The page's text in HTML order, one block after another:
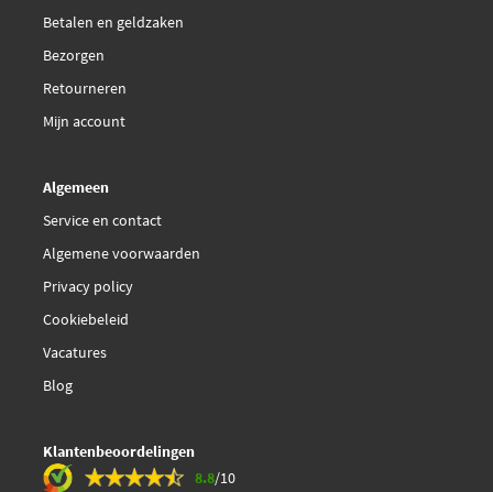
Betalen en geldzaken
Bezorgen
Retourneren
Mijn account
Algemeen
Service en contact
Algemene voorwaarden
Privacy policy
Cookiebeleid
Vacatures
Blog
Klantenbeoordelingen
8.8/10